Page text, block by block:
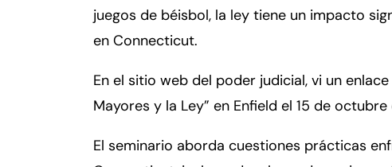
er
n
al
Inj
ur
d
juegos de béisbol, la ley tiene un impacto
en Connecticut.
En el sitio web del poder judicial, vi un
Mayores y la Ley” en Enfield el 15 de
El seminario aborda cuestiones prácticas